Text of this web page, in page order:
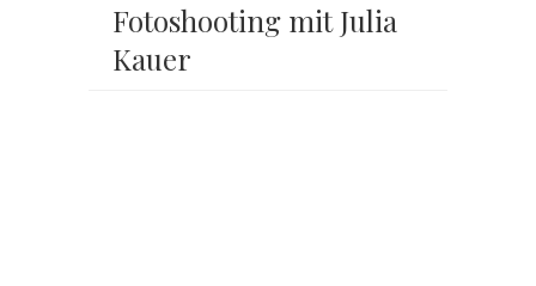
Fotoshooting mit Julia
Kauer